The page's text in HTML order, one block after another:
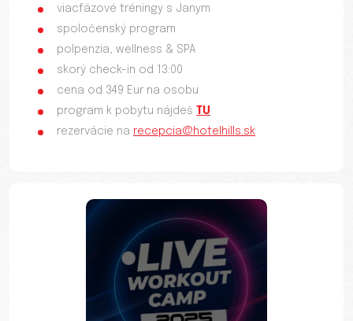
viacfázové tréningy s Janym
spoločenský program
polpenzia, wellness & SPA
skorý check-in od 13:00
cena od 349 Eur na osobu
program k pobytu nájdeš
TU
rezervácie na recepcia@hotelhills.sk